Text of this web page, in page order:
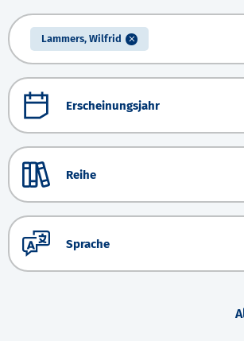
Lammers, Wilfrid
Erscheinungsjahr
Reihe
Sprache